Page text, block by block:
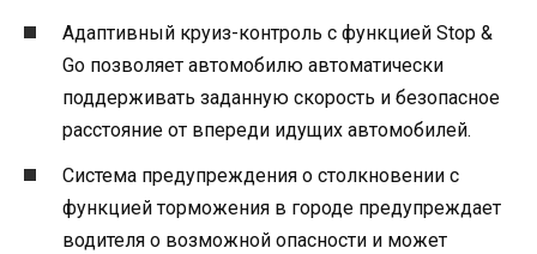
Адаптивный круиз-контроль с функцией Stop &
Go позволяет автомобилю автоматически
поддерживать заданную скорость и безопасное
расстояние от впереди идущих автомобилей.
Система предупреждения о столкновении с
функцией торможения в городе предупреждает
водителя о возможной опасности и может